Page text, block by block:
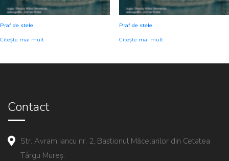
Praf de stele
Citește mai mult
Praf de stele
Citește mai mult
Contact
Str. Avram Iancu nr. 2, Bastionul Măcelarilor din Cetatea
Târgu Mureș.